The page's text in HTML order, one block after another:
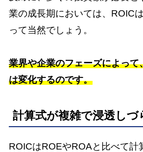
業の成長期においては、ROIC
って当然でしょう。
業界や企業のフェーズによって
は変化するのです。
計算式が複雑で浸透しづ
ROICはROEやROAと比べて計